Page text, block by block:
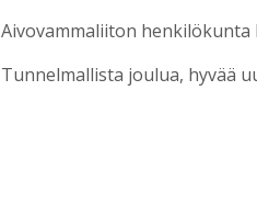
Aivovammaliiton henkilökunta
Tunnelmallista joulua, hyvää